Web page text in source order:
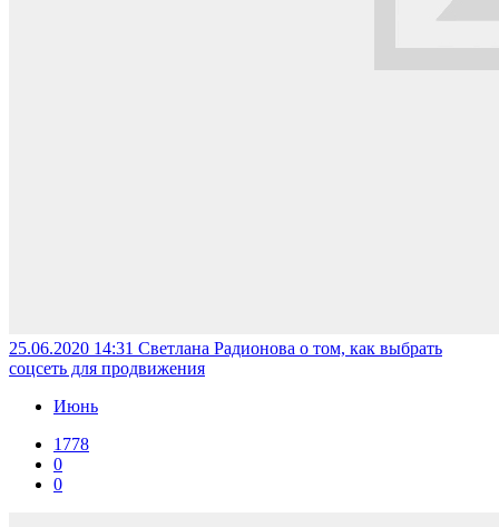
25.06.2020 14:31 Светлана Радионова о том, как выбрать
соцсеть для продвижения
Июнь
1778
0
0